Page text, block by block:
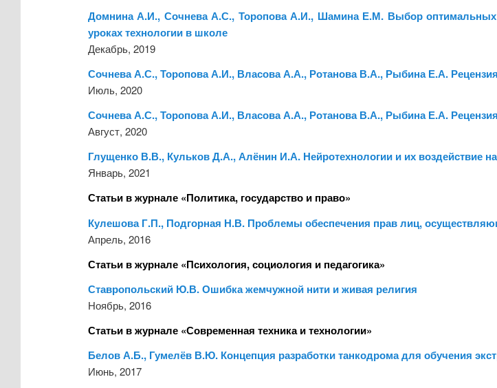
Домнина А.И., Сочнева А.С., Торопова А.И., Шамина Е.М. Выбор оптимальных
уроках технологии в школе
Декабрь, 2019
Сочнева А.С., Торопова А.И., Власова А.А., Ротанова В.А., Рыбина Е.А.
Июль, 2020
Сочнева А.С., Торопова А.И., Власова А.А., Ротанова В.А., Рыбина Е.А.
Август, 2020
Глущенко В.В., Кульков Д.А., Алёнин И.А. Нейротехнологии и их воздействие
Январь, 2021
Статьи в журнале «Политика, государство и право»
Кулешова Г.П., Подгорная Н.В. Проблемы обеспечения прав лиц,
Апрель, 2016
Статьи в журнале «Психология, социология и педагогика»
Ставропольский Ю.В. Ошибка жемчужной нити и живая религия
Ноябрь, 2016
Статьи в журнале «Современная техника и технологии»
Белов А.Б., Гумелёв В.Ю. Концепция разработки танкодрома для обучения
Июнь, 2017